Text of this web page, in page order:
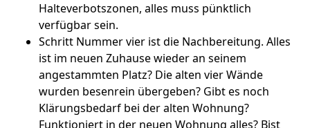
Halteverbotszonen, alles muss pünktlich
verfügbar sein.
Schritt Nummer vier ist die Nachbereitung. Alles
ist im neuen Zuhause wieder an seinem
angestammten Platz? Die alten vier Wände
wurden besenrein übergeben? Gibt es noch
Klärungsbedarf bei der alten Wohnung?
Funktioniert in der neuen Wohnung alles? Bist